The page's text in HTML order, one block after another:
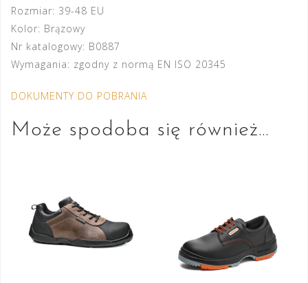
Rozmiar: 39-48 EU
Kolor: Brązowy
Nr katalogowy: B0887
Wymagania: zgodny z normą EN ISO 20345
DOKUMENTY DO POBRANIA
Może spodoba się również…